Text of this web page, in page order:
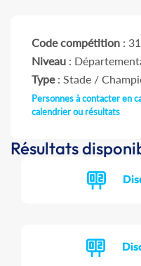
Code compétition :
Niveau :
Type: Stade /
Personnes à contacter en
calendrier ou résultats
Résultats